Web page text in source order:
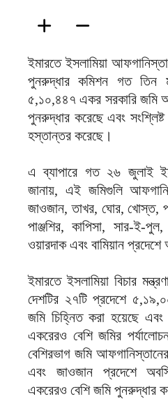
ইমারতে ইসলামিয়া
পুনরুদ্ধার কমিশন গত তিন
৫,১০,৪৪৭ একর সরকারি জমি
পুনরুদ্ধার করেছে এবং
হস্তান্তর করেছে।
এ ব্যাপারে গত ২৬ জুলাই
জানায়, এই জমিগুলি
জাওজান, তাখর, ঘোর, খোস্ত,
পাঞ্জশির, কাপিসা, সার-ই-পুল,
ওয়ারদাক এবং বামিয়ান
ইমারতে ইসলামিয়া বিচার
দেশটির ২৭টি প্রদেশে
জমি চিহ্নিত করা হয়েছে
একরেরও বেশি জমির
বেশিরভাগ জমি
এবং জাওজান প্রদেশে
একরেরও বেশি জমি পুনরুদ্ধার